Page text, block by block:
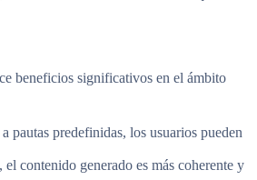
beneficios significativos en el ámbito
pautas predefinidas, los usuarios pueden
contenido generado es más coherente y